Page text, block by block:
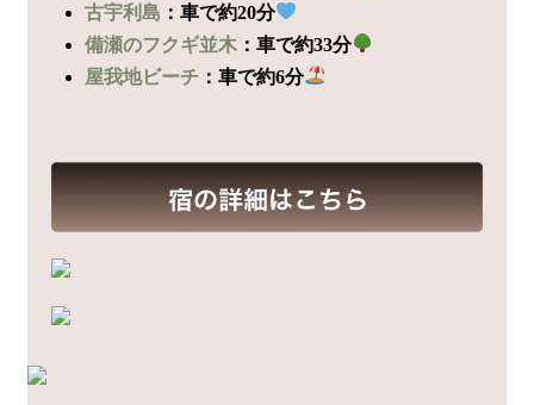
古宇利島 ：車で約20分
備瀬のフクギ並木 ：車で約33分
屋我地ビーチ ：車で約6分